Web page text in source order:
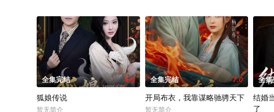
全集完结 4.0
狐娘传说
暂无简介
全集完结 7.0
开局布衣，我靠谋略驰骋天下
暂无简介
全集
结婚
了